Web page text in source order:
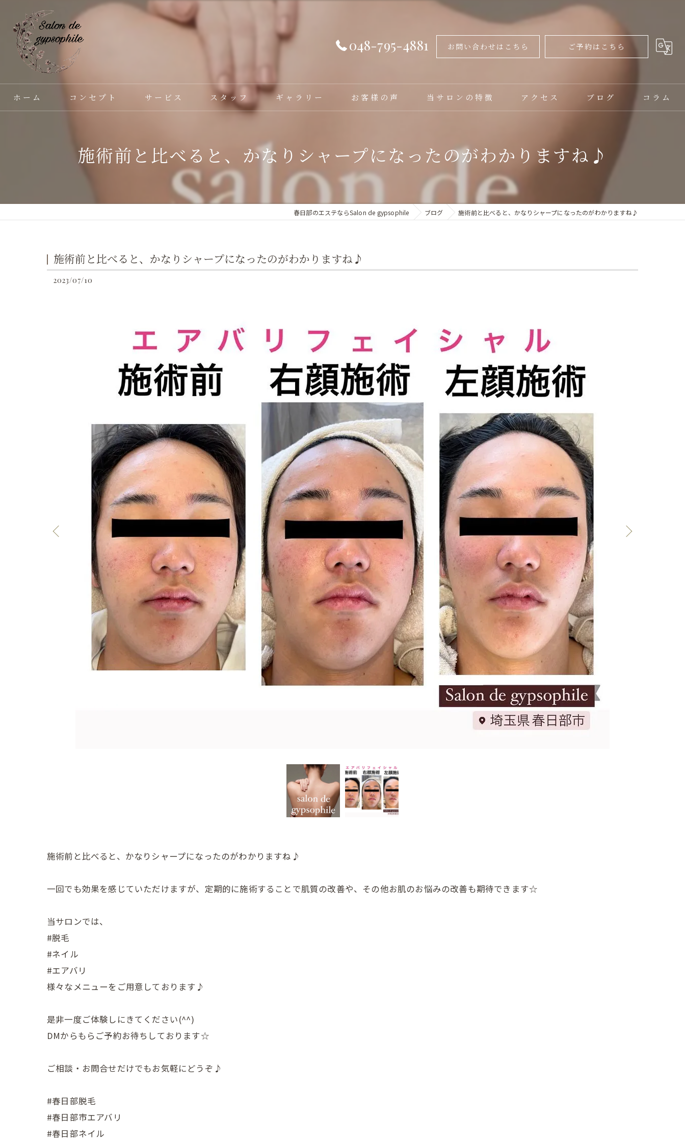
048-795-4881 お問い合わせはこちら ご予約はこちら
ホーム コンセプト サービス スタッフ ギャラリー お客様の声 当サロンの特徴
バストアップ
脱毛
毛穴洗浄
アクセス ブログ コラム
施術前と比べると、かなりシャープになったのがわかりますね♪
春日部のエステならSalon de gypsophile ブログ 施術前と比べると、かなりシャープになったのがわかりますね♪
施術前と比べると、かなりシャープになったのがわかりますね♪
2023/07/10
施術前と比べると、かなりシャープになったのがわかりますね♪
一回でも効果を感じていただけますが、定期的に施術することで肌質の改善や、その他お肌のお悩みの改善も期待できます☆
当サロンでは、
#脱毛
#ネイル
#エアバリ
様々なメニューをご用意しております♪
是非一度ご体験しにきてください(^^)
DMからもらご予約お待ちしております☆
ご相談・お問合せだけでもお気軽にどうぞ♪
#春日部脱毛
#春日部市エアバリ
#春日部ネイル